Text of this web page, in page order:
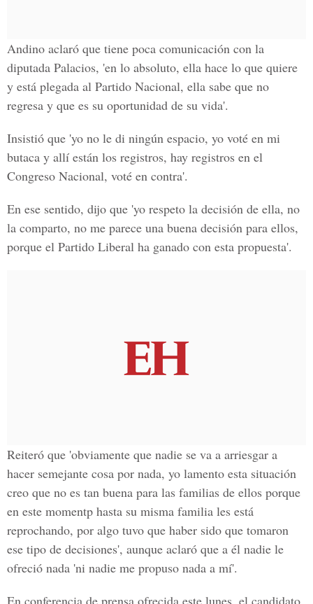
Andino aclaró que tiene poca comunicación con la
diputada Palacios, 'en lo absoluto, ella hace lo que quiere
y está plegada al Partido Nacional, ella sabe que no
regresa y que es su oportunidad de su vida'.
Insistió que 'yo no le di ningún espacio, yo voté en mi
butaca y allí están los registros, hay registros en el
Congreso Nacional, voté en contra'.
En ese sentido, dijo que 'yo respeto la decisión de ella, no
la comparto, no me parece una buena decisión para ellos,
porque el Partido Liberal ha ganado con esta propuesta'.
Reiteró que 'obviamente que nadie se va a arriesgar a
hacer semejante cosa por nada, yo lamento esta situación
creo que no es tan buena para las familias de ellos porque
en este momentp hasta su misma familia les está
reprochando, por algo tuvo que haber sido que tomaron
ese tipo de decisiones', aunque aclaró que a él nadie le
ofreció nada 'ni nadie me propuso nada a mí'.
En conferencia de prensa ofrecida este lunes, el candidato